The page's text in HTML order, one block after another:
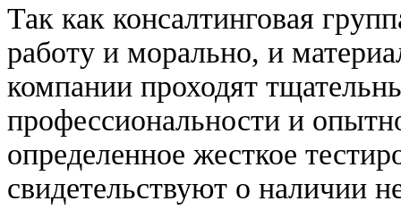
Так как консалтинговая
работу и морально, и
компании проходят
профессиональности и
определенное жесткое
свидетельствуют о наличии